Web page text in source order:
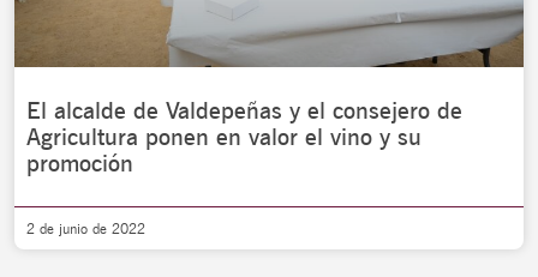
El alcalde de Valdepeñas y el consejero de
Agricultura ponen en valor el vino y su
promoción
2 de junio de 2022